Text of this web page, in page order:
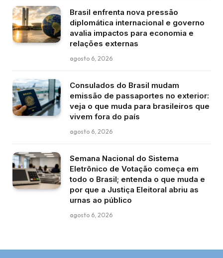
Brasil enfrenta nova pressão
diplomática internacional e governo
avalia impactos para economia e
relações externas
agosto 6, 2026
Consulados do Brasil mudam
emissão de passaportes no exterior:
veja o que muda para brasileiros que
vivem fora do país
agosto 6, 2026
Semana Nacional do Sistema
Eletrônico de Votação começa em
todo o Brasil; entenda o que muda e
por que a Justiça Eleitoral abriu as
urnas ao público
agosto 6, 2026